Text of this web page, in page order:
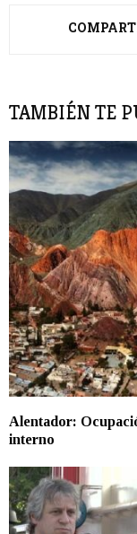
TAMBIÉN TE
Alentador:
interno